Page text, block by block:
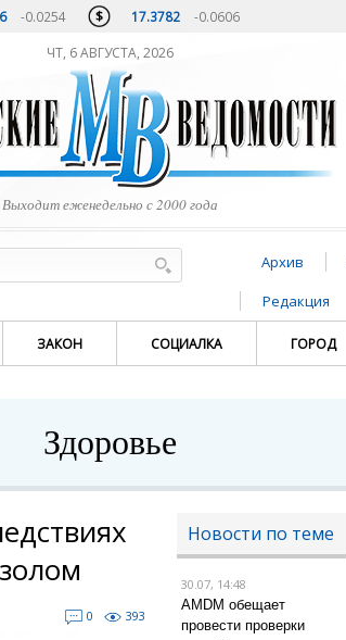
-0.0254 17.3782 -0.0606
ЧТ, 6 АВГУСТА, 2026
Выходит еженедельно с 2000 года
Архив
Редакция
ЗАКОН СОЦИАЛКА ГОРОД
Здоровье
0 393
Новости по теме
30.07, 14:48
AMDM обещает
провести проверки